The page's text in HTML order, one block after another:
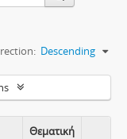
Descending
Θεματική